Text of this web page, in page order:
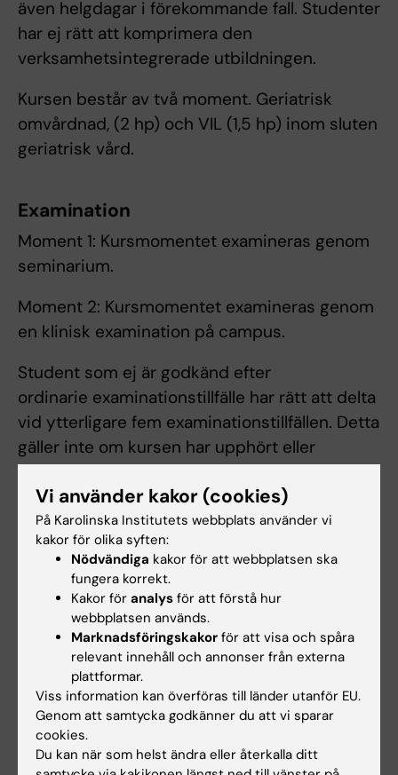
även helgdagar i förekommande fall. Studenter
har ej rätt att komprimera den
verksamhetsintegrerade utbildningen.
Kursen består av två moment. Geriatrisk
omvårdnad, (2 hp) och VIL (1,5 hp) inom sluten
geriatrisk vård.
Examination
Moment 1: Kursmomentet examineras genom
seminarium.
Moment 2: Kursmomentet examineras genom
en klinisk examination på campus.
Student som ej är godkänd efter
ordinarie examinationstillfälle har rätt att delta
vid ytterligare fem examinationstillfällen. Detta
gäller inte om kursen har upphört eller
genomfört sex underkända examinationer ges
inte något ytterligare examinationstillfälle.
Som examinationstillfälle räknas de gånger
studenten deltagit i ett och samma
prov. Examinationstillfälle till vilket studenten
anmält sig men inte deltagit räknas inte som
examinationstillfälle. Inlämning av blank
skrivning räknas som examinationstillfälle.
Digital examination som öppnats via lär
plattform räknas som utnyttjat
examinationstillfälle även om examinationen
inte lämnats in. För sent inlämnade
Vi använder kakor (cookies)
På Karolinska Institutets webbplats använder vi
kakor för olika syften:
Nödvändiga kakor för att webbplatsen ska
fungera korrekt.
Kakor för analys för att förstå hur
webbplatsen används.
Marknadsföringskakor för att visa och spåra
relevant innehåll och annonser från externa
plattformar.
Viss information kan överföras till länder utanför EU.
Genom att samtycka godkänner du att vi sparar
cookies.
Du kan när som helst ändra eller återkalla ditt